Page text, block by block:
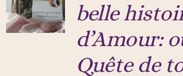
belle
d’Amour:
Quête de